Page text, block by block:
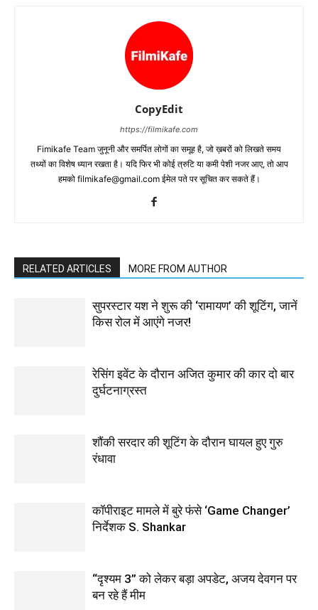
CopyEdit
https://filmikafe.com
Fimikafe Team जुनूनी और समर्पित लोगों का समूह है, जो ख़बरों को लिखते समय
तथ्‍यों का विशेष ध्‍यान रखता है। यदि फिर भी कोई त्रुटि या कमी पेशी नजर आए, तो आप
हमको filmikafe@gmail.com ईमेल पते पर सूचित कर सकते हैं।
RELATED ARTICLES MORE FROM AUTHOR
सुपरस्टार यश ने शुरू की ‘रामायण’ की शूटिंग, जानें
किस रोल में आएंगे नजर!
रेसिंग इवेंट के दौरान अजित कुमार की कार दो बार
दुर्घटनाग्रस्त
शौंकी सरदार की शूटिंग के दौरान घायल हुए गुरु
रंधावा
कॉपीराइट मामले में बुरे फंसे ‘Game Changer’
निर्देशक S. Shankar
“दृश्यम 3” को लेकर बड़ा अपडेट, अजय देवगन पर
बन रहे हैं मीम